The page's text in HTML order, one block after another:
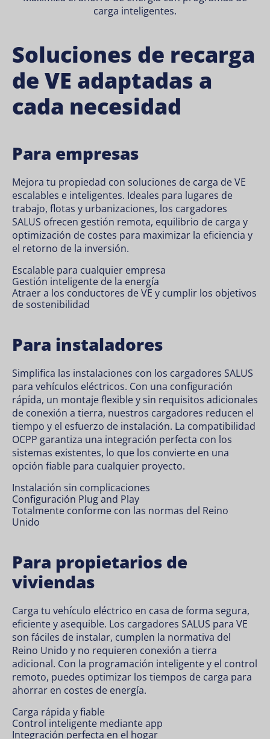
carga inteligentes.
Soluciones de recarga
de VE adaptadas a
cada necesidad
Para empresas
Mejora tu propiedad con soluciones de carga de VE
escalables e inteligentes. Ideales para lugares de
trabajo, flotas y urbanizaciones, los cargadores
SALUS ofrecen gestión remota, equilibrio de carga y
optimización de costes para maximizar la eficiencia y
el retorno de la inversión.
Escalable para cualquier empresa
Gestión inteligente de la energía
Atraer a los conductores de VE y cumplir los objetivos
de sostenibilidad
Para instaladores
Simplifica las instalaciones con los cargadores SALUS
para vehículos eléctricos. Con una configuración
rápida, un montaje flexible y sin requisitos adicionales
de conexión a tierra, nuestros cargadores reducen el
tiempo y el esfuerzo de instalación. La compatibilidad
OCPP garantiza una integración perfecta con los
sistemas existentes, lo que los convierte en una
opción fiable para cualquier proyecto.
Instalación sin complicaciones
Configuración Plug and Play
Totalmente conforme con las normas del Reino
Unido
Para propietarios de
viviendas
Carga tu vehículo eléctrico en casa de forma segura,
eficiente y asequible. Los cargadores SALUS para VE
son fáciles de instalar, cumplen la normativa del
Reino Unido y no requieren conexión a tierra
adicional. Con la programación inteligente y el control
remoto, puedes optimizar los tiempos de carga para
ahorrar en costes de energía.
Carga rápida y fiable
Control inteligente mediante app
Integración perfecta en el hogar